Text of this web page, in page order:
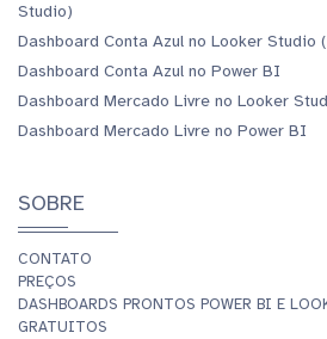
Studio)
Dashboard Conta Azul no Looker Studio
Dashboard Conta Azul no Power BI
Dashboard Mercado Livre no Looker
Dashboard Mercado Livre no Power BI
SOBRE
CONTATO
PREÇOS
DASHBOARDS PRONTOS POWER BI E
GRATUITOS